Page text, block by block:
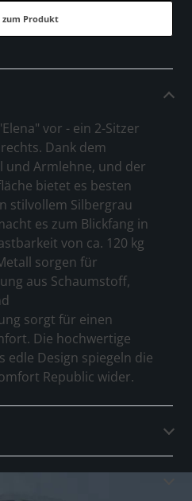
zum Produkt
vor - ein 2-Sitzer
Dank dem
und Armlehne, und der
bietet es besten
stilvollem Silbergrau
es zum Blickfang in
von ca. 120 kg
sorgen für
aus Schaumstoff,
sorgt für einen
Die hochwertige
edle Design spiegeln die
Republic wider.